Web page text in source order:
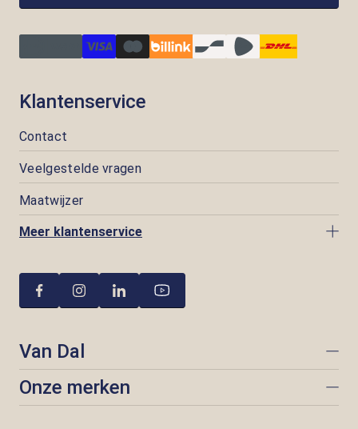
Klantenservice
Contact
Veelgestelde vragen
Maatwijzer
Meer klantenservice
Van Dal
Onze merken